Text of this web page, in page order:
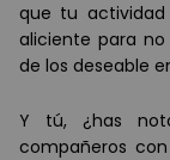
que tu actividad
aliciente para
de los deseable
Y tú, ¿has
compañeros